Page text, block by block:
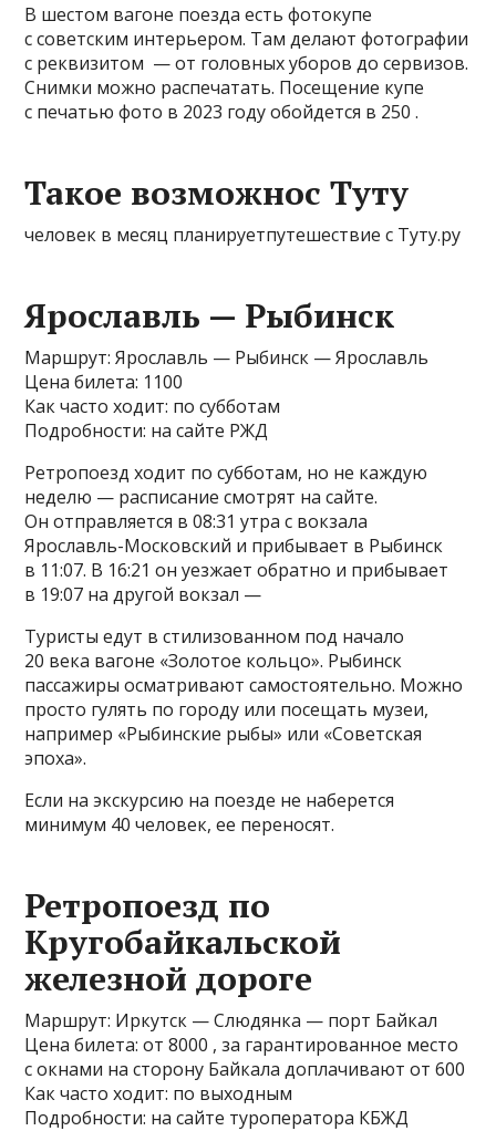
В шестом вагоне поезда есть фотокупе
с советским интерьером. Там делают фотографии
с реквизитом — от головных уборов до сервизов.
Снимки можно распечатать. Посещение купе
с печатью фото в 2023 году обойдется в 250 .
Такое возможнос Туту
человек в месяц планируетпутешествие с Туту.ру
Ярославль — Рыбинск
Маршрут: Ярославль — Рыбинск — Ярославль
Цена билета: 1100
Как часто ходит: по субботам
Подробности: на сайте РЖД
Ретропоезд ходит по субботам, но не каждую
неделю — расписание смотрят на сайте.
Он отправляется в 08:31 утра с вокзала
Ярославль-Московский и прибывает в Рыбинск
в 11:07. В 16:21 он уезжает обратно и прибывает
в 19:07 на другой вокзал —
Туристы едут в стилизованном под начало
20 века вагоне «Золотое кольцо». Рыбинск
пассажиры осматривают самостоятельно. Можно
просто гулять по городу или посещать музеи,
например «Рыбинские рыбы» или «Советская
эпоха».
Если на экскурсию на поезде не наберется
минимум 40 человек, ее переносят.
Ретропоезд по
Кругобайкальской
железной дороге
Маршрут: Иркутск — Слюдянка — порт Байкал
Цена билета: от 8000 , за гарантированное место
с окнами на сторону Байкала доплачивают от 600
Как часто ходит: по выходным
Подробности: на сайте туроператора КБЖД